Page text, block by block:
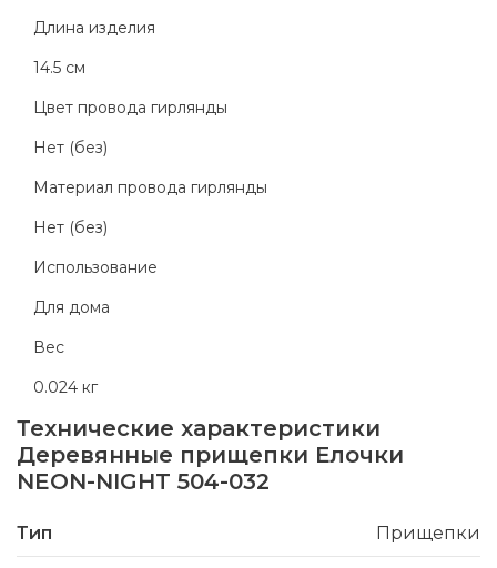
Длина изделия
14.5 см
Цвет провода гирлянды
Нет (без)
Материал провода гирлянды
Нет (без)
Использование
Для дома
Вес
0.024 кг
Технические характеристики
Деревянные прищепки Елочки
NEON-NIGHT 504-032
Тип Прищепки